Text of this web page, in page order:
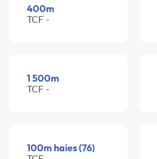
400m
TCF -
1 500m
TCF -
100m haies (76)